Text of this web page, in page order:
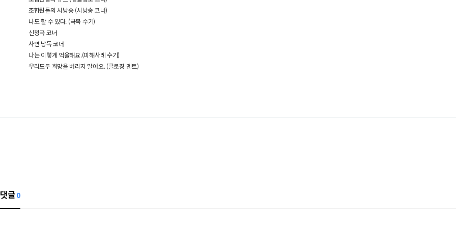
조합원들의 시낭송 (시낭송 코너)
나도 할 수 있다. (극복 수기)
신청곡 코너
사연 낭독 코너
나는 이렇게 억울해요.(피해사례 수기)
우리모두 희망을 버리지 말아요. (클로징 멘트)
댓글0